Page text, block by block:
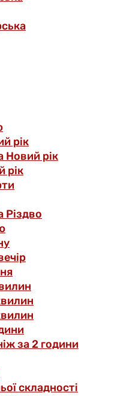
рік
Новий рік
рік
Різдво
за 2 години
складності